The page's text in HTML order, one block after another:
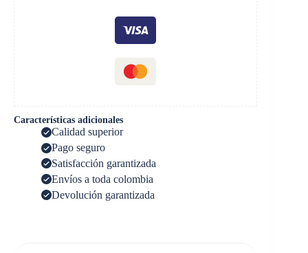
Características adicionales
Calidad superior
Pago seguro
Satisfacción garantizada
Envíos a toda colombia
Devolución garantizada